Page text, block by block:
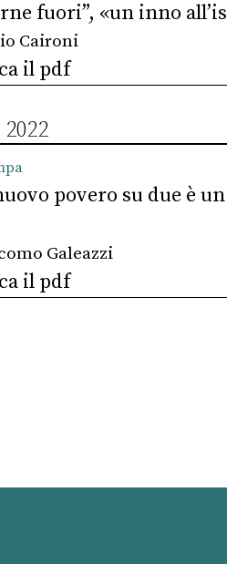
fuori”, «un inno
Caironi
il pdf
povero su due è
Galeazzi
il pdf